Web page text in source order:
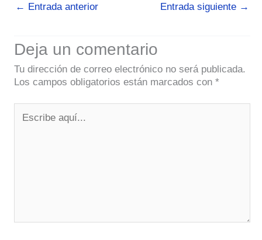
← Entrada anterior Entrada siguiente →
Deja un comentario
Tu dirección de correo electrónico no será publicada.
Los campos obligatorios están marcados con *
aquí...